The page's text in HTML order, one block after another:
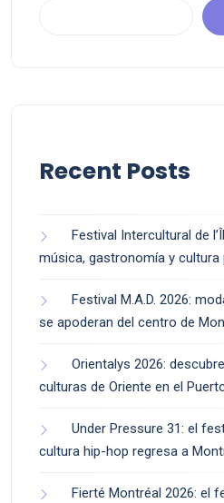
Recent Posts
Festival Intercultural de
música, gastronomía y
Festival M.A.D. 2026:
se apoderan del centro de
Orientalys 2026:
culturas de Oriente en el
Under Pressure 31: el
cultura hip-hop regresa a
Fierté Montréal 2026: el